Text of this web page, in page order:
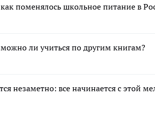
поменялось школьное питание в
ли учиться по другим книгам?
незаметно: все начинается с этой